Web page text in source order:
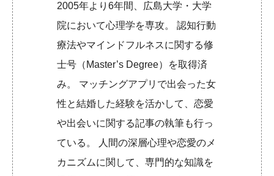
2005年より6年間、広島大学・大学
院において心理学を専攻。 認知行動
療法やマインドフルネスに関する修
士号（Master’s Degree）を取得済
み。 マッチングアプリで出会った女
性と結婚した経験を活かして、恋愛
や出会いに関する記事の執筆も行っ
ている。 人間の深層心理や恋愛のメ
カニズムに関して、専門的な知識を